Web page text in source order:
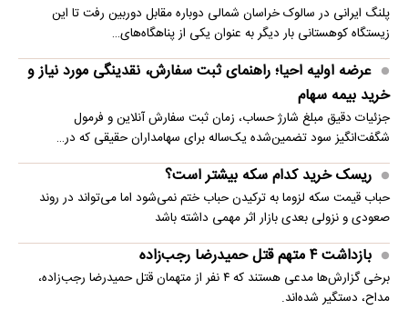
پلنگ ایرانی در سالوک خراسان شمالی دوباره مقابل دوربین رفت تا این
زیستگاه کوهستانی بار دیگر به عنوان یکی از پناهگاه‌های…
عرضه اولیه احیا؛ راهنمای ثبت سفارش، نقدینگی مورد نیاز و
خرید بیمه سهام
جزئیات دقیق مبلغ شارژ حساب، زمان ثبت سفارش آنلاین و فرمول
شگفت‌انگیز سود تضمین‌شده یک‌ساله برای سهامداران حقیقی که در…
ریسک خرید کدام سکه بیشتر است؟
حباب قیمت سکه لزوما به ترکیدن حباب ختم نمی‌شود اما می‌تواند در روند
صعودی و نزولی بعدی بازار اثر مهمی داشته باشد
بازداشت ۴ متهم قتل حمیدرضا رجب‌زاده
برخی گزارش‌ها مدعی هستند که ۴ نفر از متهمان قتل حمیدرضا رجب‌زاده،
مداح، دستگیر شده‌اند.